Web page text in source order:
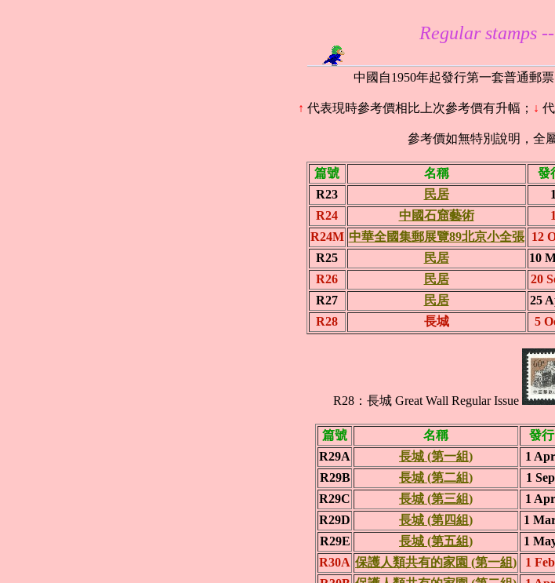
Regular stamps
中國自1950年起發行第一套普通郵
↑ 代表現時參考價相比上次參考價有升幅； ↓
參考價如無特別說明，全
篇號 名稱 發
R23
民居
R24
中國石窟藝術
R24M 中華全國集郵展覽89北京小全張 12
R25
民居 10
R26
民居 20
R27
民居 25
R28
長城 5
R28：長城 Great Wall Regular Issue
篇號 名稱 發
R29A
長城 (第一組) 1
R29B
長城 (第二組) 1
R29C
長城 (第三組) 1
R29D
長城 (第四組) 1
R29E
長城 (第五組) 1
R30A 保護人類共有的家園 (第一組) 1